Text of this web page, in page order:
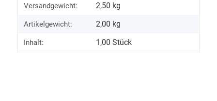
Versandgewicht: 2,50 kg
Artikelgewicht: 2,00 kg
Inhalt: 1,00 Stück